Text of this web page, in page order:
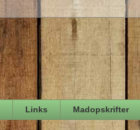
Links Madopskrifter